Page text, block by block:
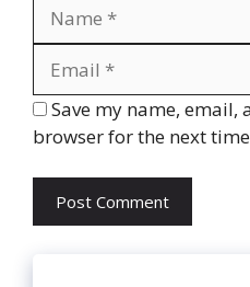
Save my name, email,
browser for the next